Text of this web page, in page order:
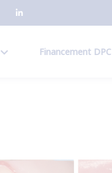
Financement DPC